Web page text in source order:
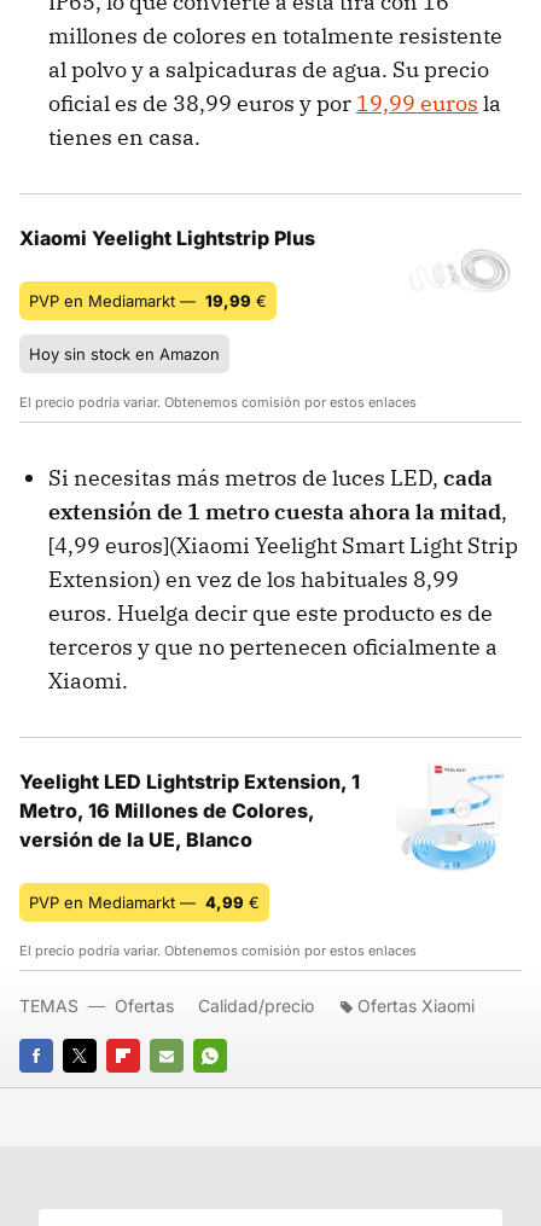
millones de colores en totalmente resistente
al polvo y a salpicaduras de agua. Su precio
oficial es de 38,99 euros y por 19,99 euros la
tienes en casa.
Xiaomi Yeelight Lightstrip Plus
PVP en Mediamarkt — 19,99 €
Hoy sin stock en Amazon
El precio podría variar. Obtenemos comisión por estos enlaces
Si necesitas más metros de luces LED, cada
extensión de 1 metro cuesta ahora la mitad,
[4,99 euros](Xiaomi Yeelight Smart Light Strip
Extension) en vez de los habituales 8,99
euros. Huelga decir que este producto es de
terceros y que no pertenecen oficialmente a
Xiaomi.
Yeelight LED Lightstrip Extension, 1
Metro, 16 Millones de Colores,
versión de la UE, Blanco
PVP en Mediamarkt — 4,99 €
El precio podría variar. Obtenemos comisión por estos enlaces
FACEBOOK
TWITTERFLIPBOARD
E-
WHATSAPP
TEMAS Ofertas Calidad/precio Ofertas Xiaomi